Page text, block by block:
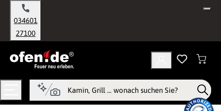
springen
034601
27100